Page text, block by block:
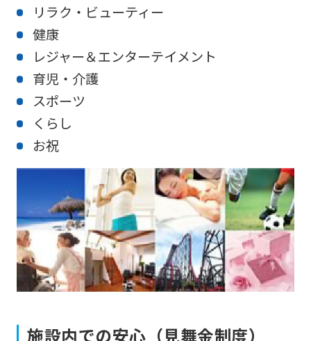
リラク・ビューティー
健康
レジャー＆エンターテイメント
育児・介護
スポーツ
くらし
お祝
施設内での安心（見舞金制度）
Central
Sports
official
website
is
automatically
into